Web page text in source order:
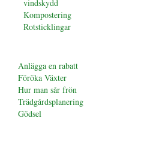
vindskydd
Kompostering
Rotsticklingar
Anlägga en rabatt
Föröka Växter
Hur man sår frön
Trädgårdsplanering
Gödsel